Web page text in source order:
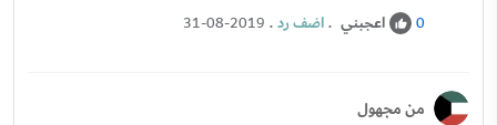
0 اعجبني .اضف رد.
31-08-2019
من مجهول